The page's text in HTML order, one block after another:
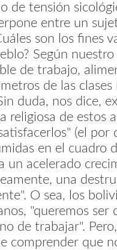
de tensión
entre un
son los fines
Según
de trabajo,
de las clases
duda, nos dice,
religiosa de estos
(el por
en el cuadro
un acelerado
una
O sea, los
"queremos ser
de trabajar".
comprender que